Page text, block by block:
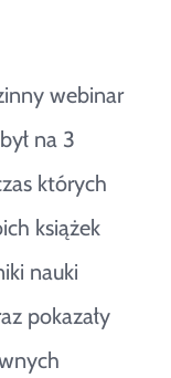
webinar
na 3
których
książek
nauki
pokazały